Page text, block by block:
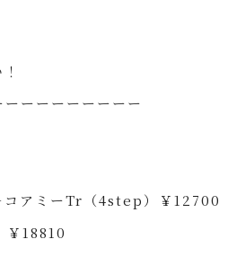
ーーーーーーーー
コアミーTr（4step）￥12700
￥18810